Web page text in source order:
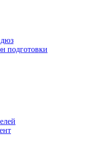
дюз
подготовки